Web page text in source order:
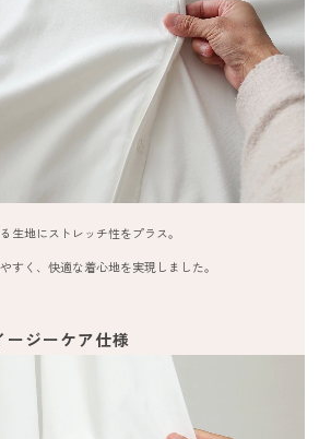
生地にストレッチ性をプラス。
すく、快適な着心地を実現しました。
ージーケア仕様